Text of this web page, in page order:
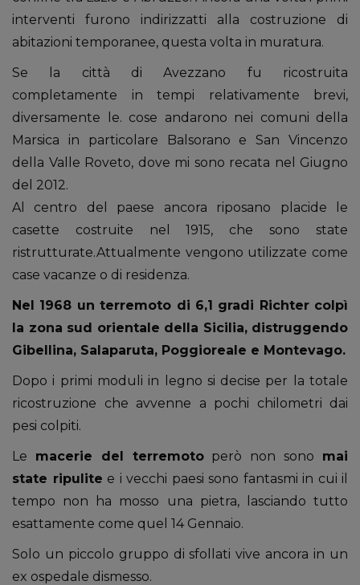
interventi furono indirizzatti alla costruzione di
abitazioni temporanee, questa volta in muratura.
Se la città di Avezzano fu ricostruita
completamente in tempi relativamente brevi,
diversamente le. cose andarono nei comuni della
Marsica in particolare Balsorano e San Vincenzo
della Valle Roveto, dove mi sono recata nel Giugno
del 2012.
Al centro del paese ancora riposano placide le
casette costruite nel 1915, che sono state
ristrutturate.Attualmente vengono utilizzate come
case vacanze o di residenza.
Nel 1968 un terremoto di 6,1 gradi Richter colpì
la zona sud orientale della Sicilia, distruggendo
Gibellina, Salaparuta, Poggioreale e Montevago.
Dopo i primi moduli in legno si decise per la totale
ricostruzione che avvenne a pochi chilometri dai
pesi colpiti.
Le macerie del terremotoperò non sono mai
state ripulite e i vecchi paesi sono fantasmi in cui il
tempo non ha mosso una pietra, lasciando tutto
esattamente come quel 14 Gennaio.
Solo un piccolo gruppo di sfollati vive ancora in un
ex ospedale dismesso.